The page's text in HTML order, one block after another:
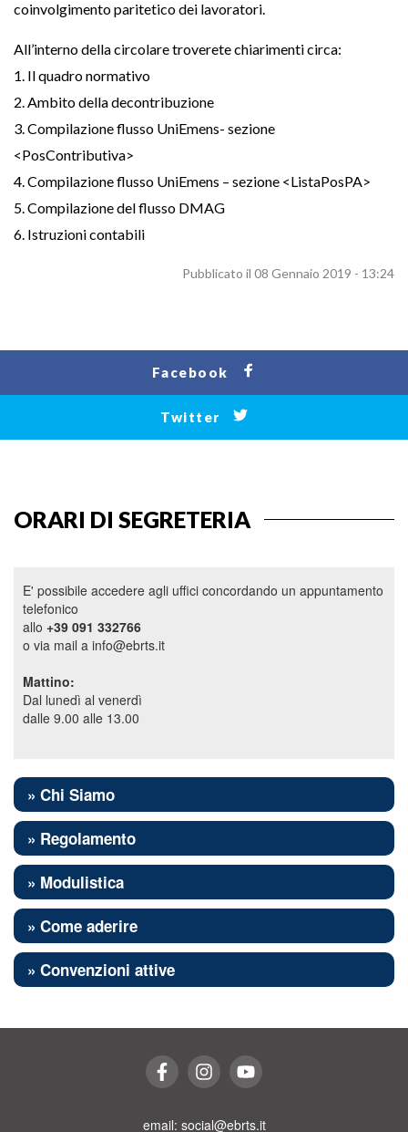
coinvolgimento paritetico dei lavoratori.
All’interno della circolare troverete chiarimenti circa:
1. Il quadro normativo
2. Ambito della decontribuzione
3. Compilazione flusso UniEmens- sezione
<PosContributiva>
4. Compilazione flusso UniEmens – sezione <ListaPosPA>
5. Compilazione del flusso DMAG
6. Istruzioni contabili
Pubblicato il 08 Gennaio 2019 - 13:24
Facebook
Twitter
ORARI DI SEGRETERIA
E' possibile accedere agli uffici concordando un appuntamento
telefonico
allo +39 091 332766
o via mail a info@ebrts.it
Mattino:
Dal lunedì al venerdì
dalle 9.00 alle 13.00
» Chi Siamo
» Regolamento
» Modulistica
» Come aderire
» Convenzioni attive
email: social@ebrts.it